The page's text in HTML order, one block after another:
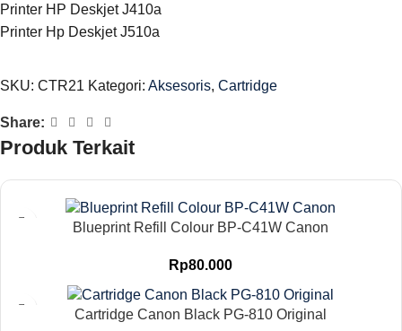
Printer HP Deskjet J410a
Printer Hp Deskjet J510a
SKU: CTR21 Kategori: Aksesoris, Cartridge
Share:
Produk Terkait
Blueprint Refill Colour BP-C41W Canon
Rp80.000
Cartridge Canon Black PG-810 Original